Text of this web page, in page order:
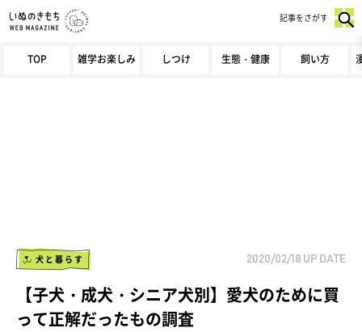
TOP 雑学お楽しみ しつけ 生態・健康 飼い方
記事をさがす
犬と暮らす 2020/02/18 UP DATE
【子犬・成犬・シニア犬別】愛犬のために買
って正解だったもの調査